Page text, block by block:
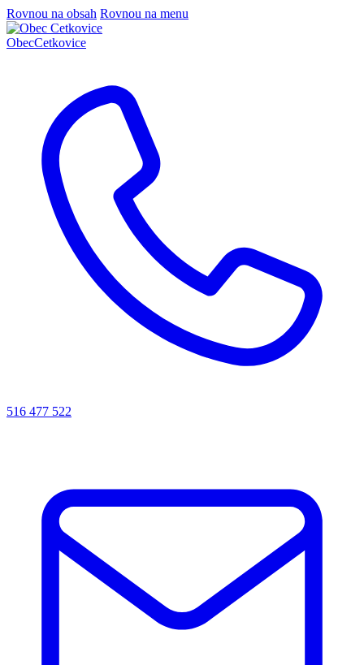
Rovnou na obsah Rovnou na menu
ObecCetkovice
516 477 522